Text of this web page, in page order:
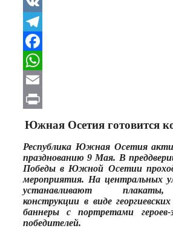
VK
Telegram
Facebook
WhatsApp
Email
Южная Осетия готовится
Республика Южная Осетия
празднованию 9 Мая. В
Победы в Южной Осетии
мероприятия. На центральных
устанавливают
конструкции в виде
баннеры с портретами героев-
победителей.